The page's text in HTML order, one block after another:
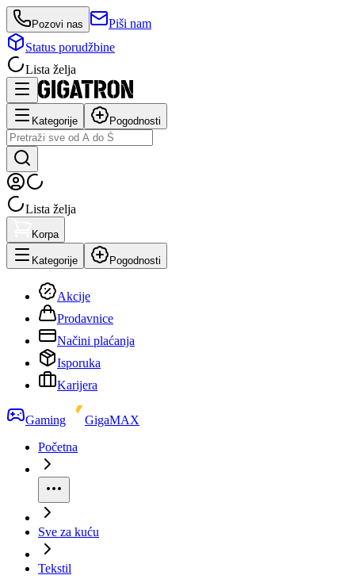
Pozovi nas
Piši nam
Status porudžbine
Lista želja
Kategorije Pogodnosti
Lista želja
Korpa
Kategorije Pogodnosti
Akcije
Prodavnice
Načini plaćanja
Isporuka
Karijera
Gaming
GigaMAX
Početna
Sve za kuću
Tekstil